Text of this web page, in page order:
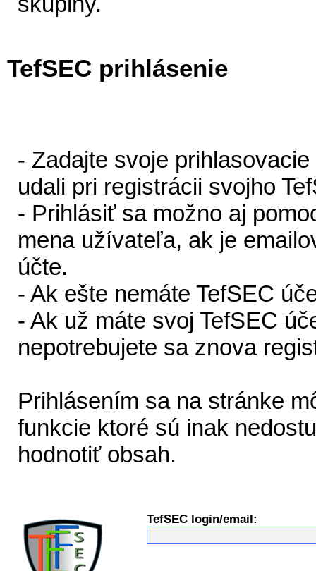
TefSEC prihlásenie
- Zadajte svoje prihlasovacie
udali pri registrácii svojho
- Prihlásiť sa možno aj
mena užívateľa, ak je
účte.
- Ak ešte nemáte TefSEC
- Ak už máte svoj TefSEC
nepotrebujete sa znova
Prihlásením sa na stránke
funkcie ktoré sú inak
hodnotiť obsah.
TefSEC login/email: